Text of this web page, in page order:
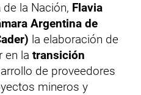
de la Nación, Flavia
Argentina de
la elaboración de
en la transición
de proveedores
mineros y